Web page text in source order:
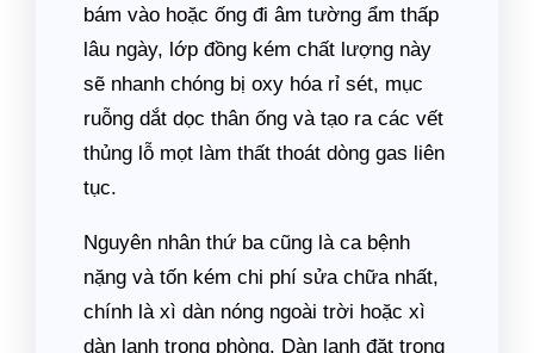
bám vào hoặc ống đi âm tường ẩm thấp
lâu ngày, lớp đồng kém chất lượng này
sẽ nhanh chóng bị oxy hóa rỉ sét, mục
ruỗng dắt dọc thân ống và tạo ra các vết
thủng lỗ mọt làm thất thoát dòng gas liên
tục.
Nguyên nhân thứ ba cũng là ca bệnh
nặng và tốn kém chi phí sửa chữa nhất,
chính là xì dàn nóng ngoài trời hoặc xì
dàn lạnh trong phòng. Dàn lạnh đặt trong